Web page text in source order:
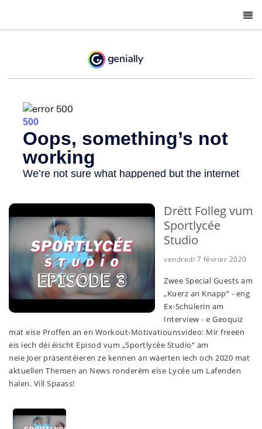
Drëtt Folleg vum
Sportlycée
Studio
vendredi 7 février 2020
Zwee Special Guests am
„Kuerz an Knapp“ - eng
Ex-Schülerin am
Interview - e Geoquiz
mat eise Proffen an en Workout-Motivatiounsvideo: Mir freeën
eis iech déi éischt Episod vum „Sportlycée Studio“ am
neie Joer präsentéieren ze kennen an wäerten iech och 2020 mat
aktuellen Themen an News ronderëm eise Lycée um Lafenden
halen. Vill Spaass!